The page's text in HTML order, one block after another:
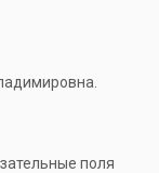
поля